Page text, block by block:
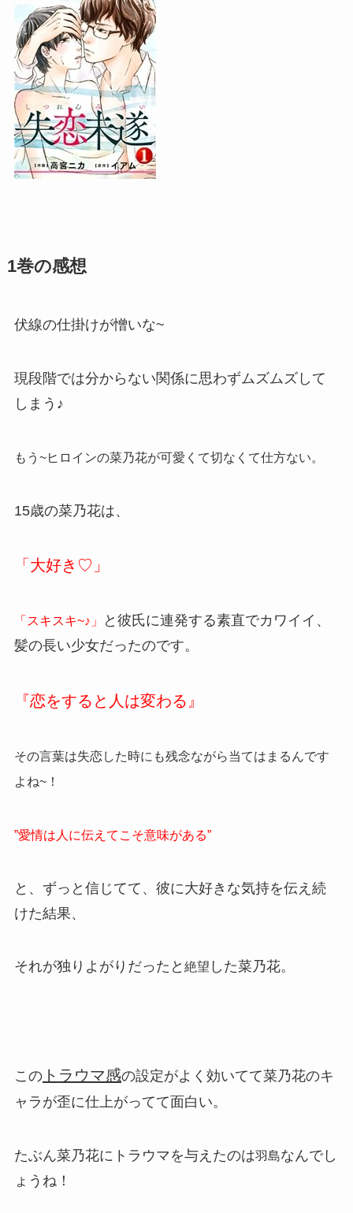
1巻の感想
伏線の仕掛けが憎いな~
現段階では分からない関係に思わずムズムズして
しまう♪
もう~ヒロインの菜乃花が可愛くて切なくて仕方ない。
15歳の菜乃花は、
「大好き♡」
「スキスキ~♪」
と彼氏に連発する素直でカワイイ、
髪の長い少女だったのです。
『恋をすると人は変わる』
その言葉は失恋した時にも残念ながら当てはまるんです
よね~！
”愛情は人に伝えてこそ意味がある”
と、ずっと信じてて、彼に大好きな気持を伝え続
けた結果、
それが独りよがりだったと 絶望 した菜乃花。
このトラウマ感の設定がよく効いてて菜乃花のキ
ャラが歪に仕上がってて面白い。
たぶん菜乃花にトラウマを与えたのは羽島なんでし
ょうね！